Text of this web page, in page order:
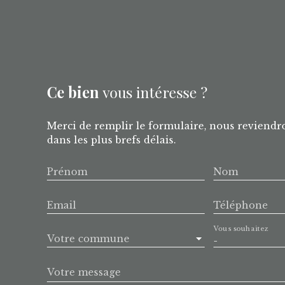
Ce bien vous intéresse ?
Merci de remplir le formulaire, nous
dans les plus brefs délais.
Prénom Nom
Email Téléphone
Votre commune -
Vous souhaitez
Votre message